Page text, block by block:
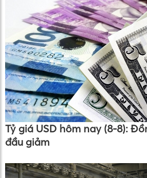
Tỷ giá USD hôm nay (8-8):
đầu giảm